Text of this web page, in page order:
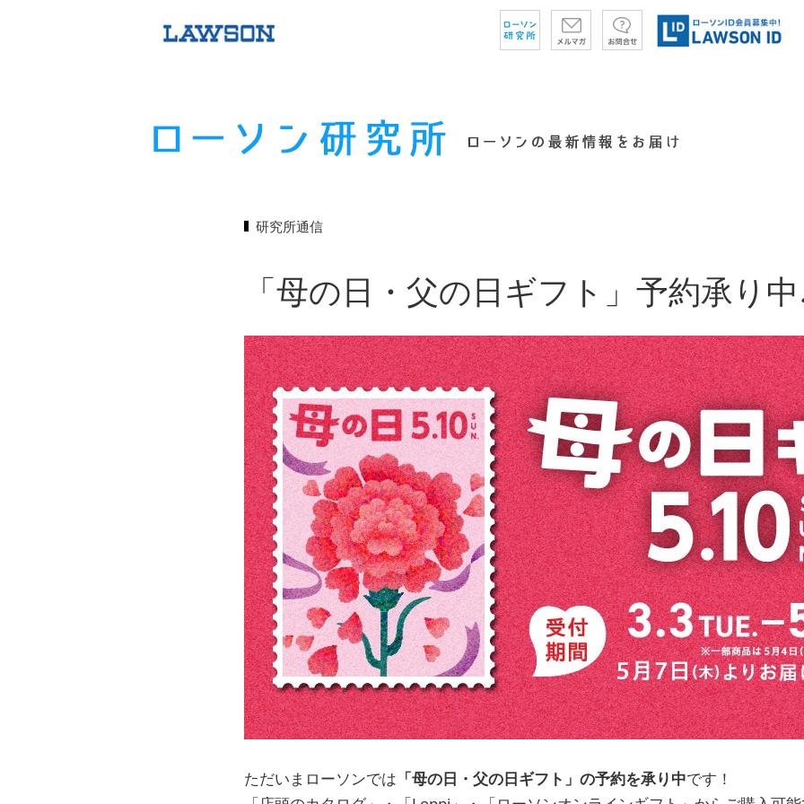
研究所通信
「母の日・父の日ギフト」予約承り
ただいまローソンでは 「母の日・父の日ギフト」の予約を承り中です！